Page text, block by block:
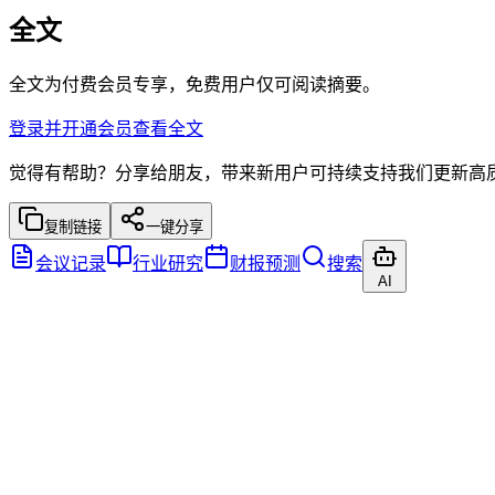
全文
全文为付费会员专享，免费用户仅可阅读摘要。
登录并开通会员查看全文
觉得有帮助？分享给朋友，带来新用户可持续支持我们更新高
复制链接 一键分享
会议记录 行业研究 财报预测 搜索
AI